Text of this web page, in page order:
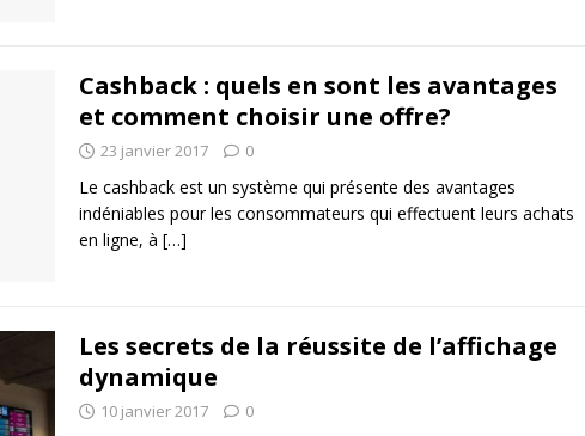
Cashback : quels en sont les avantages
et comment choisir une offre?
23 janvier 2017 0
Le cashback est un système qui présente des avantages
indéniables pour les consommateurs qui effectuent leurs achats
en ligne, à […]
Les secrets de la réussite de l’affichage
dynamique
10 janvier 2017 0